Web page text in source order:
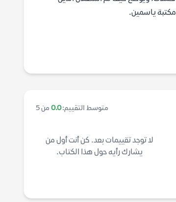
متوسط التقييم:0.0 من 5
لا توجد تقييمات بعد. كن أنت أول من
يشارك رأيه حول هذا الكتاب.